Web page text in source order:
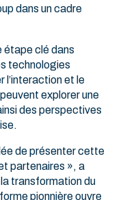
dans un cadre
étape clé dans
technologies
l’interaction et le
explorer une
des perspectives
de présenter cette
partenaires », a
transformation du
pionnière ouvre